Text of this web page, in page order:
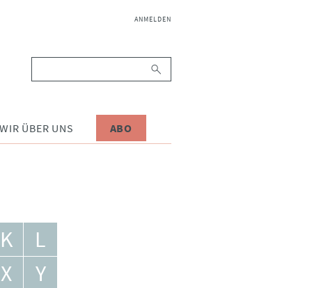
NAVIGATION
ANMELDEN
WIR ÜBER UNS ABO
K
L
X
Y